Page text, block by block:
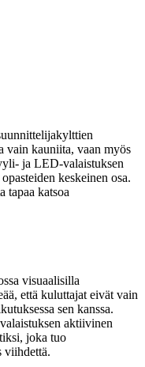
vain kauniita, vaan myös
ja LED-valaistuksen
keskeinen osa.
tapaa katsoa
visuaalisilla
että kuluttajat eivät vain
sen kanssa.
aktiivinen
joka tuo
viihdettä.